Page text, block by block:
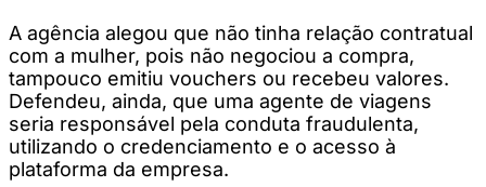
A agência alegou que não tinha relação contratual
com a mulher, pois não negociou a compra,
tampouco emitiu vouchers ou recebeu valores.
Defendeu, ainda, que uma agente de viagens
seria responsável pela conduta fraudulenta,
utilizando o credenciamento e o acesso à
plataforma da empresa.